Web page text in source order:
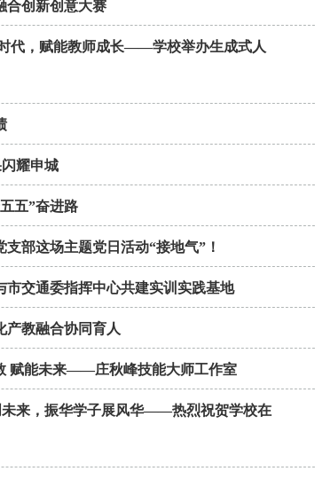
合创新创意大赛
代，赋能教师成长——学校举办生成式人
耀申城
五”奋进路
部这场主题党日活动“接地气”！
交通委指挥中心共建实训实践基地
产教融合协同育人
赋能未来——庄秋峰技能大师工作室
未来，振华学子展风华——热烈祝贺学校在